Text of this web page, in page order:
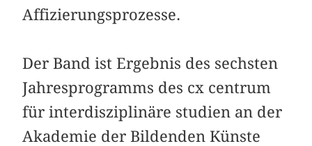
Affizierungsprozesse.
Der Band ist Ergebnis des sechsten
Jahresprogramms des cx centrum
für interdisziplinäre studien an der
Akademie der Bildenden Künste